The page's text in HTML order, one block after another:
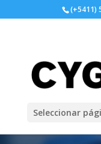
(+5411)
Seleccionar